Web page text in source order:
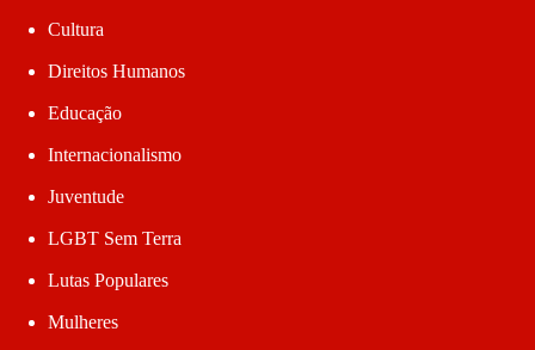
Cultura
Direitos Humanos
Educação
Internacionalismo
Juventude
LGBT Sem Terra
Lutas Populares
Mulheres